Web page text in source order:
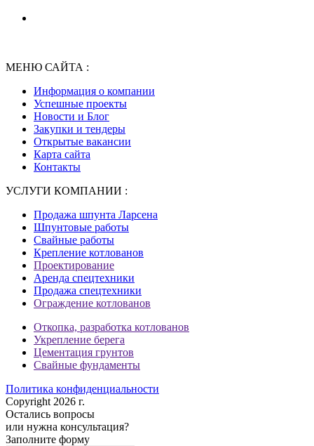
МЕНЮ САЙТА :
Информация о компании
Успешные проекты
Новости и Блог
Закупки и тендеры
Открытые вакансии
Карта сайта
Контакты
УСЛУГИ КОМПАНИИ :
Продажа шпунта Ларсена
Шпунтовые работы
Свайные работы
Крепление котлованов
Проектирование
Аренда спецтехники
Продажа спецтехники
Ограждение котлованов
Откопка, разработка котлованов
Укрепление берега
Цементация грунтов
Свайные фундаменты
Политика конфиденциальности
Copyright 2026 г.
Остались вопросы
или нужна консультация?
Заполните форму